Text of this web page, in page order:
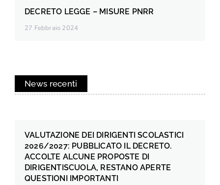
DECRETO LEGGE – MISURE PNRR
27 Febbraio 2024
News recenti
VALUTAZIONE DEI DIRIGENTI SCOLASTICI
2026/2027: PUBBLICATO IL DECRETO.
ACCOLTE ALCUNE PROPOSTE DI
DIRIGENTISCUOLA, RESTANO APERTE
QUESTIONI IMPORTANTI